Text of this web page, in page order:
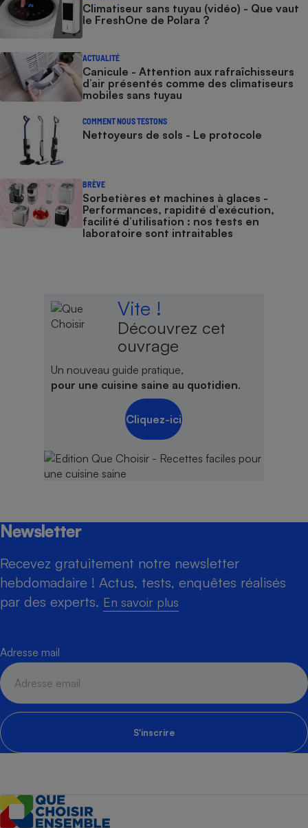
Climatiseur sans tuyau (vidéo) - Que vaut
le FreshOne de Polara ?
ACTUALITÉ
Canicule - Attention aux rafraîchisseurs
d’air présentés comme des climatiseurs
mobiles sans tuyau
COMMENT NOUS TESTONS
Nettoyeurs de sols - Le protocole
BRÈVE
Sorbetières et machines à glaces​​​​​​ -
Performances, rapidité d’exécution,
facilité d’utilisation : nos tests en
laboratoire sont intraitables
Vite !
Découvrez cet
ouvrage
Un nouveau guide pratique,
pour une cuisine saine au quotidien.
Cliquez-ici
Newsletter
Recevez gratuitement notre newsletter
hebdomadaire ! Actus, tests, enquêtes réalisés
par des experts. En savoir plus
Adresse mail
S'inscrire